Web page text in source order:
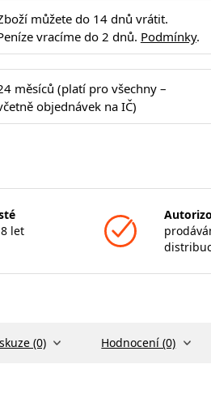
můžete do 14 dnů vrátit.
vracíme do 2 dnů. Podmínky.
měsíců (platí pro všechny –
objednávek na IČ)
let
(0) Hodnocení (0)